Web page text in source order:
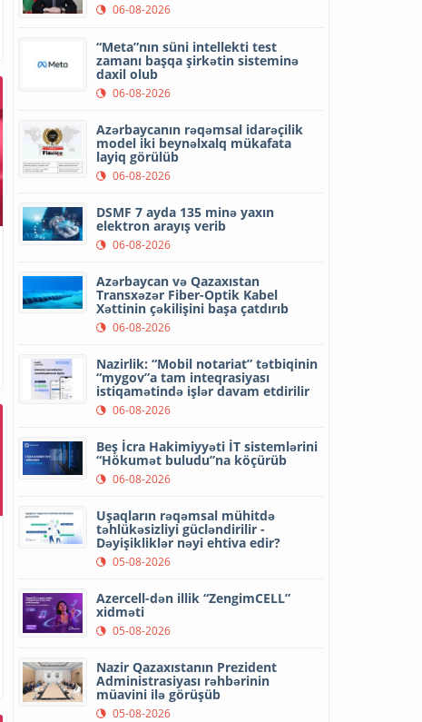
06-08-2026
“Meta”nın süni intellekti test
zamanı başqa şirkətin sisteminə
daxil olub
06-08-2026
Azərbaycanın rəqəmsal idarəçilik
model iki beynəlxalq mükafata
layiq görülüb
06-08-2026
DSMF 7 ayda 135 minə yaxın
elektron arayış verib
06-08-2026
Azərbaycan və Qazaxıstan
Transxəzər Fiber-Optik Kabel
Xəttinin çəkilişini başa çatdırıb
06-08-2026
Nazirlik: “Mobil notariat” tətbiqinin
“mygov”a tam inteqrasiyası
istiqamətində işlər davam etdirilir
06-08-2026
Beş İcra Hakimiyyəti İT sistemlərini
“Hökumət buludu”na köçürüb
06-08-2026
Uşaqların rəqəmsal mühitdə
təhlükəsizliyi gücləndirilir -
Dəyişikliklər nəyi ehtiva edir?
05-08-2026
Azercell-dən illik “ZengimCELL”
xidməti
05-08-2026
Nazir Qazaxıstanın Prezident
Administrasiyası rəhbərinin
müavini ilə görüşüb
05-08-2026